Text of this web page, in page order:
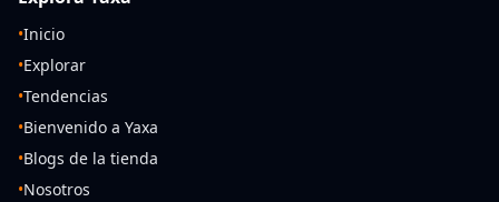
•Inicio
•Explorar
•Tendencias
•Bienvenido a Yaxa
•Blogs de la tienda
•Nosotros